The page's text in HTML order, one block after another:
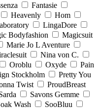
Fantasie
Heavenly
Hom
LingaDore
Bodyfashion
Magicsuit
Marie Jo L Aventure
Nina von C.
Oroblu Oxyde
Pain
Stockholm
Pretty You
Twist
ProudBreast
Savons Gemme
Wash
SooBluu